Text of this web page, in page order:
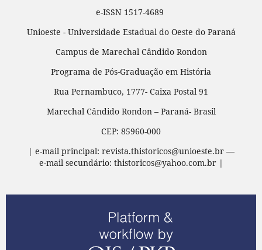
e-ISSN 1517-4689
Unioeste - Universidade Estadual do Oeste do Paraná
Campus de Marechal Cândido Rondon
Programa de Pós-Graduação em História
Rua Pernambuco, 1777- Caixa Postal 91
Marechal Cândido Rondon – Paraná- Brasil
CEP: 85960-000
| e-mail principal: revista.thistoricos@unioeste.br —
e-mail secundário: thistoricos@yahoo.com.br |